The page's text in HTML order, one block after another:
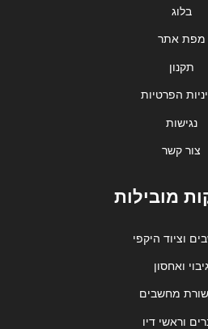
בלוג
מפת אתר
תקנון
הפרטיות
נגישות
צור קשר
מובילות
וציוד היקפי
ואחסון
מחשבים
וראשי דיו